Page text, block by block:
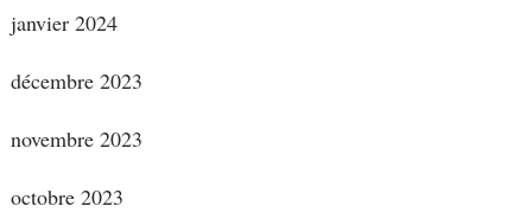
janvier 2024
décembre 2023
novembre 2023
octobre 2023